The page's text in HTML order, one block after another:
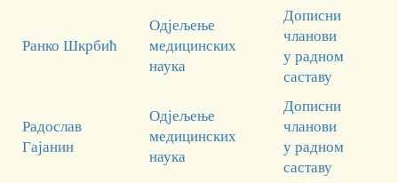
Ранко Шкрбић
Одјељење
медицинских
наука
Дописни
чланови
у радном
саставу
Радослав
Гајанин
Одјељење
медицинских
наука
Дописни
чланови
у радном
саставу